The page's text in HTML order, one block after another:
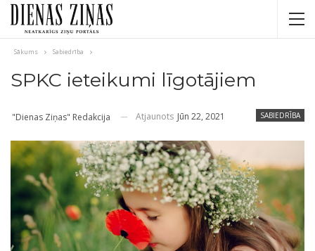
Sākums Sabiedrība
SPKC ieteikumi līgotājiem
SABIEDRĪBA
"Dienas Ziņas" Redakcija Atjaunots Jūn 22, 2021